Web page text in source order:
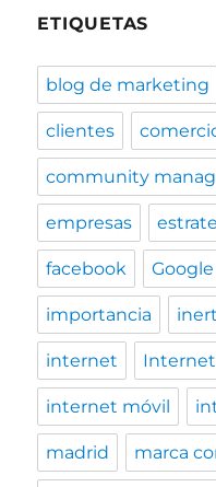
ETIQUETAS
blog de marketing
clientes
community
empresas
facebook Google
importancia
internet
internet móvil
madrid marca